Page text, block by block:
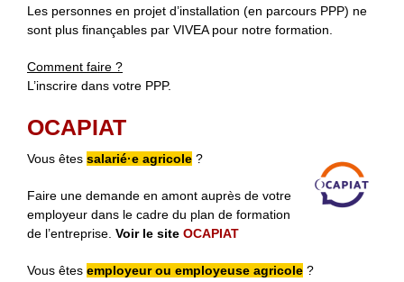
Les personnes en projet d’installation (en parcours PPP) ne
sont plus finançables par VIVEA pour notre formation.
Comment faire ?
L’inscrire dans votre PPP.
OCAPIAT
Vous êtes salarié·e agricole ?
Faire une demande en amont auprès de votre
employeur dans le cadre du plan de formation
de l’entreprise. Voir le site OCAPIAT
Vous êtes employeur ou employeuse agricole ?